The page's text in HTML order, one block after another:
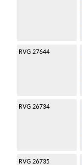
RVG 27644
RVG 26734
RVG 26735